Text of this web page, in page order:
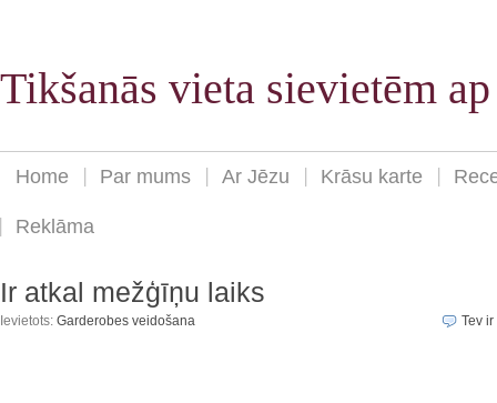
Tikšanās vieta sievietēm
Home Par mums Ar Jēzu Krāsu karte
Reklāma
Ir atkal mežģīņu laiks
Ievietots: Garderobes veidošana Tev ir